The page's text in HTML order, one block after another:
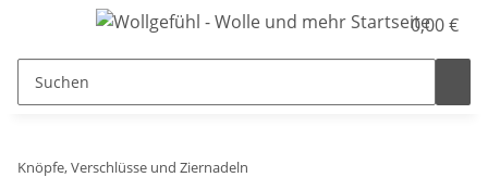
0,00 €
Knöpfe, Verschlüsse und Ziernadeln